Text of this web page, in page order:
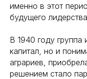
именно в этот
будущего
В 1940 году
капитал, но и
аграриев,
решением стало